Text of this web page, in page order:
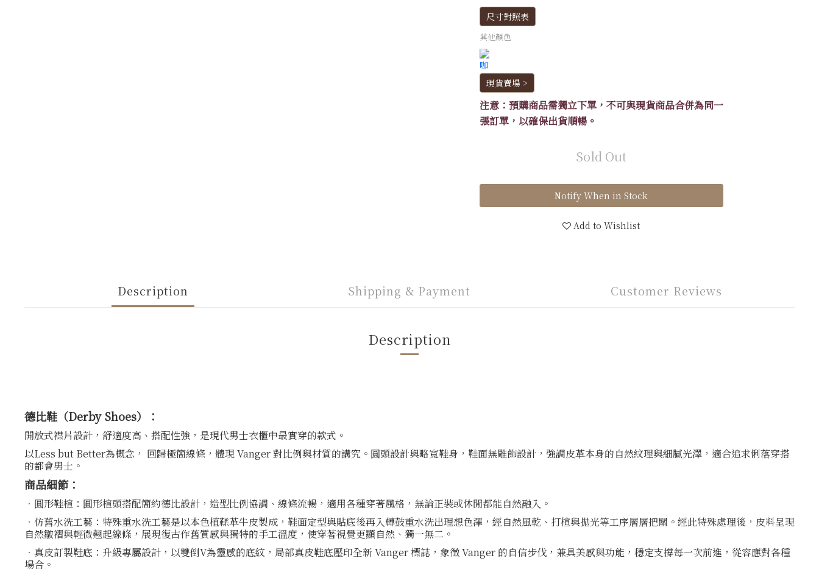
尺寸對照表
其他顏色
現貨賣場 >
注意：預購商品需獨立下單，不可與現貨商品合併為同一
張訂單，以確保出貨順暢。
Sold Out
Notify When in Stock
Add to Wishlist
Description Shipping & Payment Customer Reviews
Description
德比鞋（Derby Shoes）：
開放式襟片設計，舒適度高、搭配性強，是現代男士衣櫃中最實穿的款式。
以Less but Better為概念， 回歸極簡線條，體現 Vanger 對比例與材質的講究。圓頭設計與略寬鞋身，鞋面無雕飾設計，強調皮革本身的自然紋理與細膩光澤，適合追求俐落穿搭
的都會男士。
商品細節：
．圓形鞋楦：圓形楦頭搭配簡約德比設計，造型比例協調、線條流暢，適用各種穿著風格，無論正裝或休閒都能自然融入。
．仿舊水洗工藝：特殊重水洗工藝是以本色植鞣革牛皮製成，鞋面定型與貼底後再入轉鼓重水洗出理想色澤，經自然風乾、打楦與拋光等工序層層把關。經此特殊處理後，皮料呈現
自然皺褶與輕微翹起線條，展現復古作舊質感與獨特的手工溫度，使穿著視覺更顯自然、獨一無二。
．真皮訂製鞋底：升級專屬設計，以雙倒V為靈感的底紋，局部真皮鞋底壓印全新 Vanger 標誌，象徵 Vanger 的自信步伐，兼具美感與功能，穩定支撐每一次前進，從容應對各種
場合。